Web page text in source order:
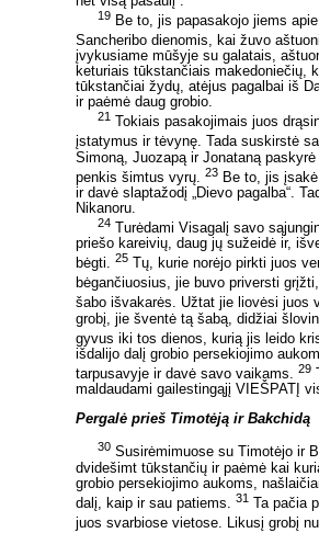
19 Be to, jis papasakojo jiems
Sancheribo dienomis, kai žuvo
įvykusiame mūšyje su galatais,
keturiais tūkstančiais makedoniečių,
tūkstančiai žydų, atėjus pagalbai iš
ir paėmė daug grobio.
21
Tokiais pasakojimais juos
įstatymus ir tėvynę. Tada suskirstė
Simoną, Juozapą ir Jonataną
penkis šimtus vyrų. 23 Be to, jis
ir davė slaptažodį „Dievo pagalba“.
Nikanoru.
24 Turėdami Visagalį savo
priešo kareivių, daug jų sužeidė ir,
bėgti. 25 Tų, kurie norėjo pirkti juos
bėgančiuosius, jie buvo priversti
šabo išvakarės. Užtat jie liovėsi juos
grobį, jie šventė tą šabą, didžiai
gyvus iki tos dienos, kurią jis leido
išdalijo dalį grobio persekiojimo
tarpusavyje ir davė savo vaikams. 29
maldaudami gailestingąjį VIEŠPATĮ
Pergalė prieš Timotėją ir Bakchidą
30 Susirėmimuose su Timotėjo ir
dvidešimt tūkstančių ir paėmė kai
grobio persekiojimo aukoms,
dalį, kaip ir sau patiems. 31 Ta pačia
juos svarbiose vietose. Likusį grobį